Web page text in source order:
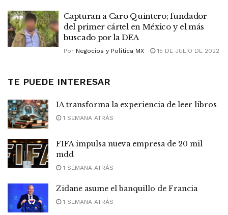
Capturan a Caro Quintero; fundador
del primer cártel en México y el más
buscado por la DEA
Por Negocios y Política MX 15 DE JULIO DE 2022
TE PUEDE INTERESAR
IA transforma la experiencia de leer libros
1 SEMANA ATRÁS
FIFA impulsa nueva empresa de 20 mil
mdd
1 SEMANA ATRÁS
Zidane asume el banquillo de Francia
1 SEMANA ATRÁS